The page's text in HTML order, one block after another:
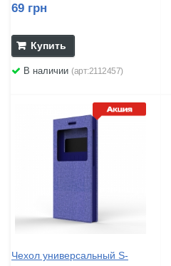
69 грн
Купить
В наличии (арт:2112457)
Чехол универсальный S-